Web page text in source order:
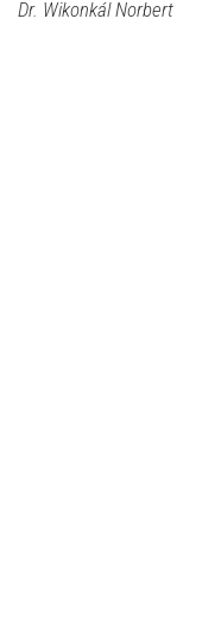
Dr. Wikonkál Norbert